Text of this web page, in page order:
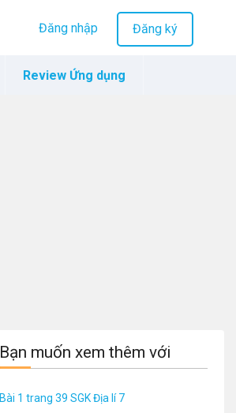
Đăng nhập Đăng ký
Review Ứng dụng
Bạn muốn xem thêm với
Bài 1 trang 39 SGK Địa lí 7